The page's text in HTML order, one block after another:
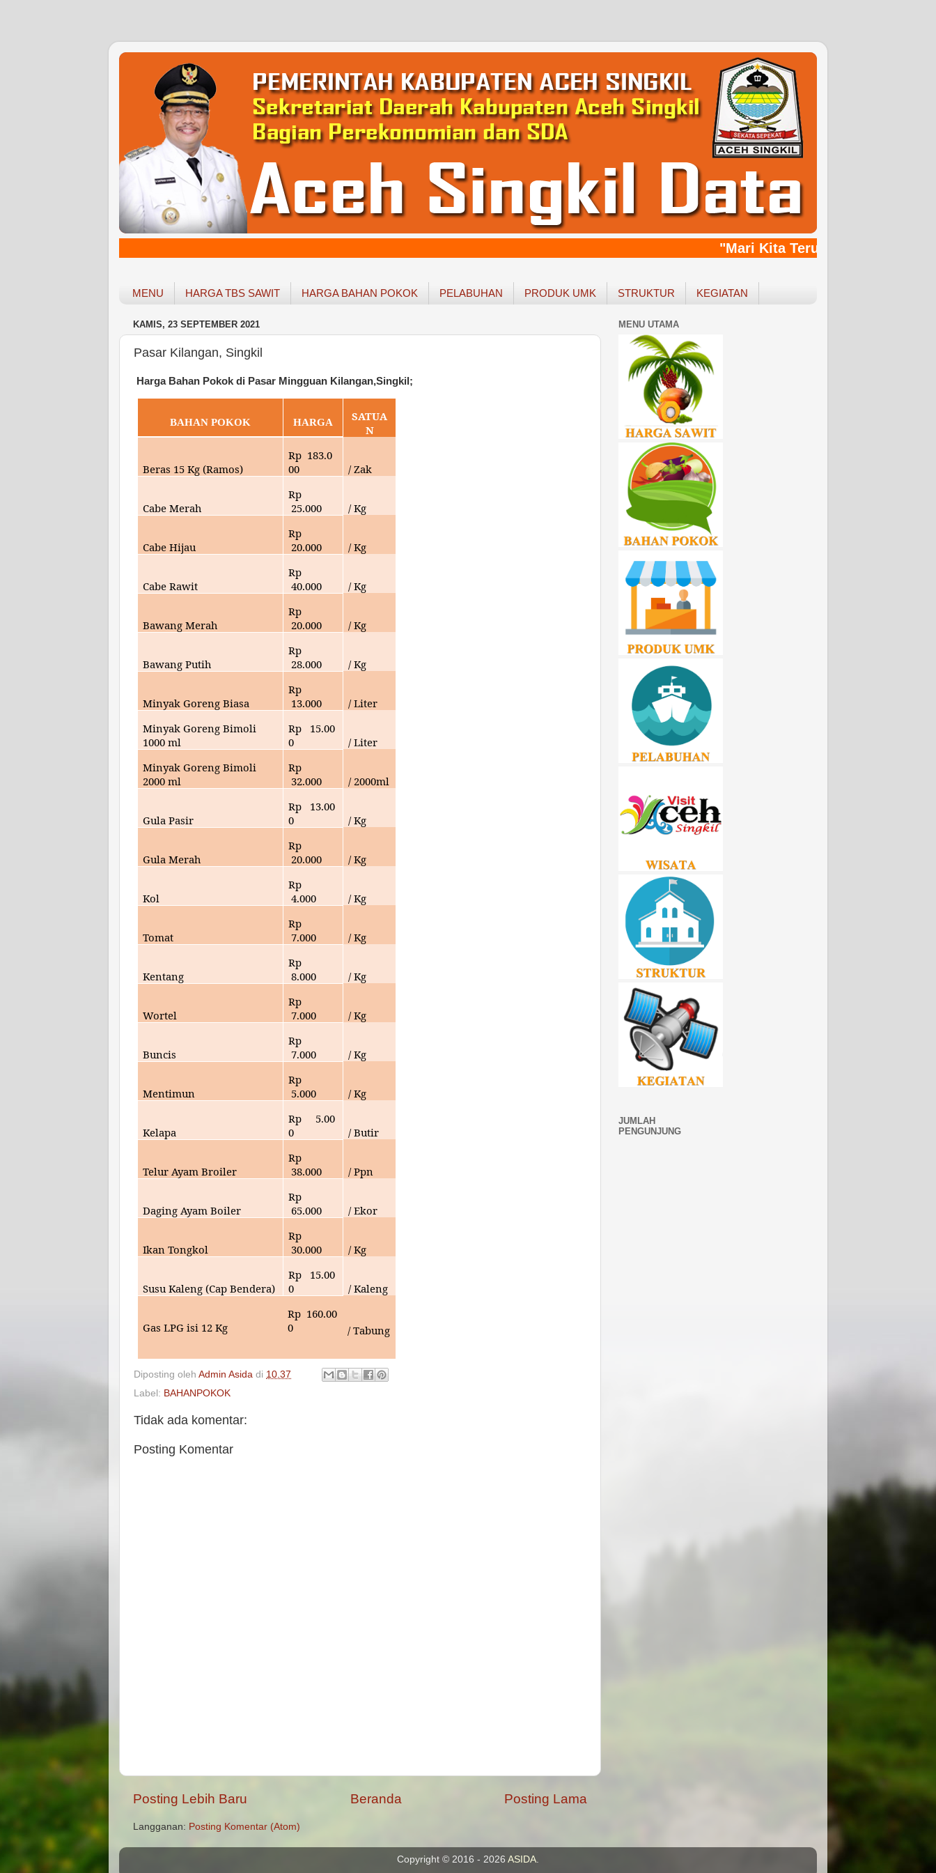
"Mari Kita Terus Bersinergy,
MENU HARGA TBS SAWIT HARGA BAHAN POKOK PELABUHAN PRODUK UMK STRUKTUR KEGIATAN
KAMIS, 23 SEPTEMBER 2021
Pasar Kilangan, Singkil
Harga Bahan Pokok di Pasar Mingguan Kilangan,Singkil;
BAHAN POKOK HARGA
SATUA
N
Beras 15 Kg (Ramos)
Rp 183.0
00
/ Zak
Cabe Merah
Rp
25.000 / Kg
Cabe Hijau
Rp
20.000 / Kg
Cabe Rawit
Rp
40.000 / Kg
Bawang Merah
Rp
20.000 / Kg
Bawang Putih
Rp
28.000 / Kg
Minyak Goreng Biasa
Rp
13.000
/ Liter
Minyak Goreng Bimoli
1000 ml
Rp
15.00
0
/ Liter
Minyak Goreng Bimoli
2000 ml
Rp
32.000 / 2000ml
Gula Pasir
Rp
13.00
0
/ Kg
Gula Merah
Rp
20.000 / Kg
Kol
Rp
4.000 / Kg
Tomat
Rp
7.000 / Kg
Kentang
Rp
8.000 / Kg
Wortel
Rp
7.000 / Kg
Buncis
Rp
7.000 / Kg
Mentimun
Rp
5.000 / Kg
Kelapa
Rp
5.00
0
/ Butir
Telur Ayam Broiler
Rp
38.000 / Ppn
Daging Ayam Boiler
Rp
65.000 / Ekor
Ikan Tongkol
Rp
30.000 / Kg
Susu Kaleng (Cap Bendera)
Rp
15.00
0
/ Kaleng
Gas LPG isi 12 Kg
Rp 160.00
0
/ Tabung
Diposting oleh Admin Asida di 10.37
Label: BAHANPOKOK
Tidak ada komentar:
Posting Komentar
Posting Lebih Baru Posting Lama
Beranda
Langganan: Posting Komentar (Atom)
MENU UTAMA
JUMLAH
PENGUNJUNG
Copyright © 2016 - 2026 ASIDA.